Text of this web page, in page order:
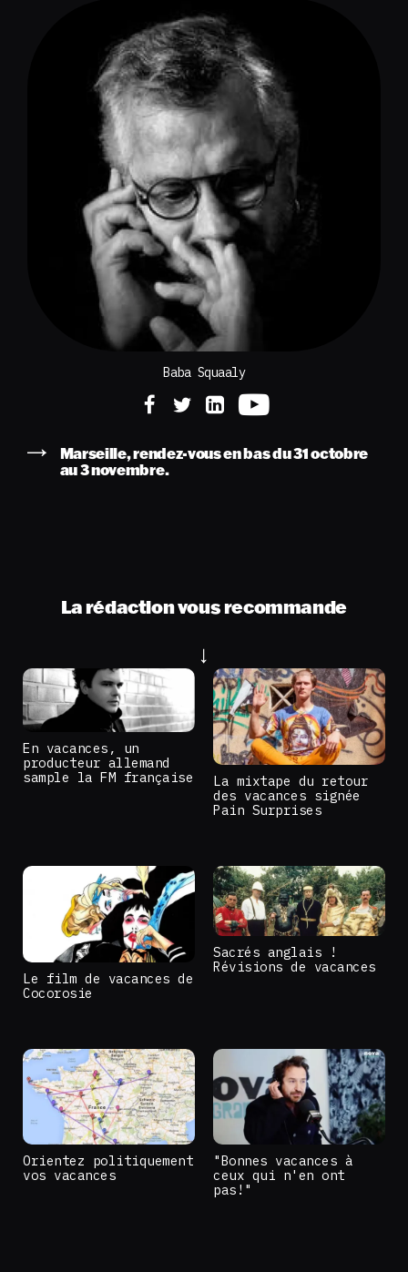
Baba Squaaly
Marseille, rendez-vous en bas du 31 octobre
au 3 novembre.
La rédaction vous recommande
En vacances, un
producteur allemand
sample la FM française
La mixtape du retour
des vacances signée
Pain Surprises
Le film de vacances de
Cocorosie
Sacrés anglais !
Révisions de vacances
Orientez politiquement
vos vacances
"Bonnes vacances à
ceux qui n'en ont
pas!"